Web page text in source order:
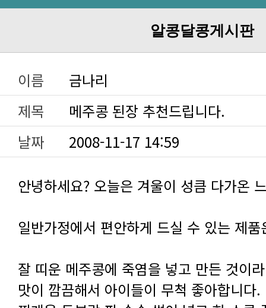
알콩달콩게시판
이름
금나리
제목
메주콩 된장 추천드립니다.
날짜
2008-11-17 14:59
안녕하세요? 오늘은 겨울이 성큼 다가온
일반가정에서 편안하게 드실 수 있는 제
맛이 깜끔해서 아이들이 무척 좋아합니다.